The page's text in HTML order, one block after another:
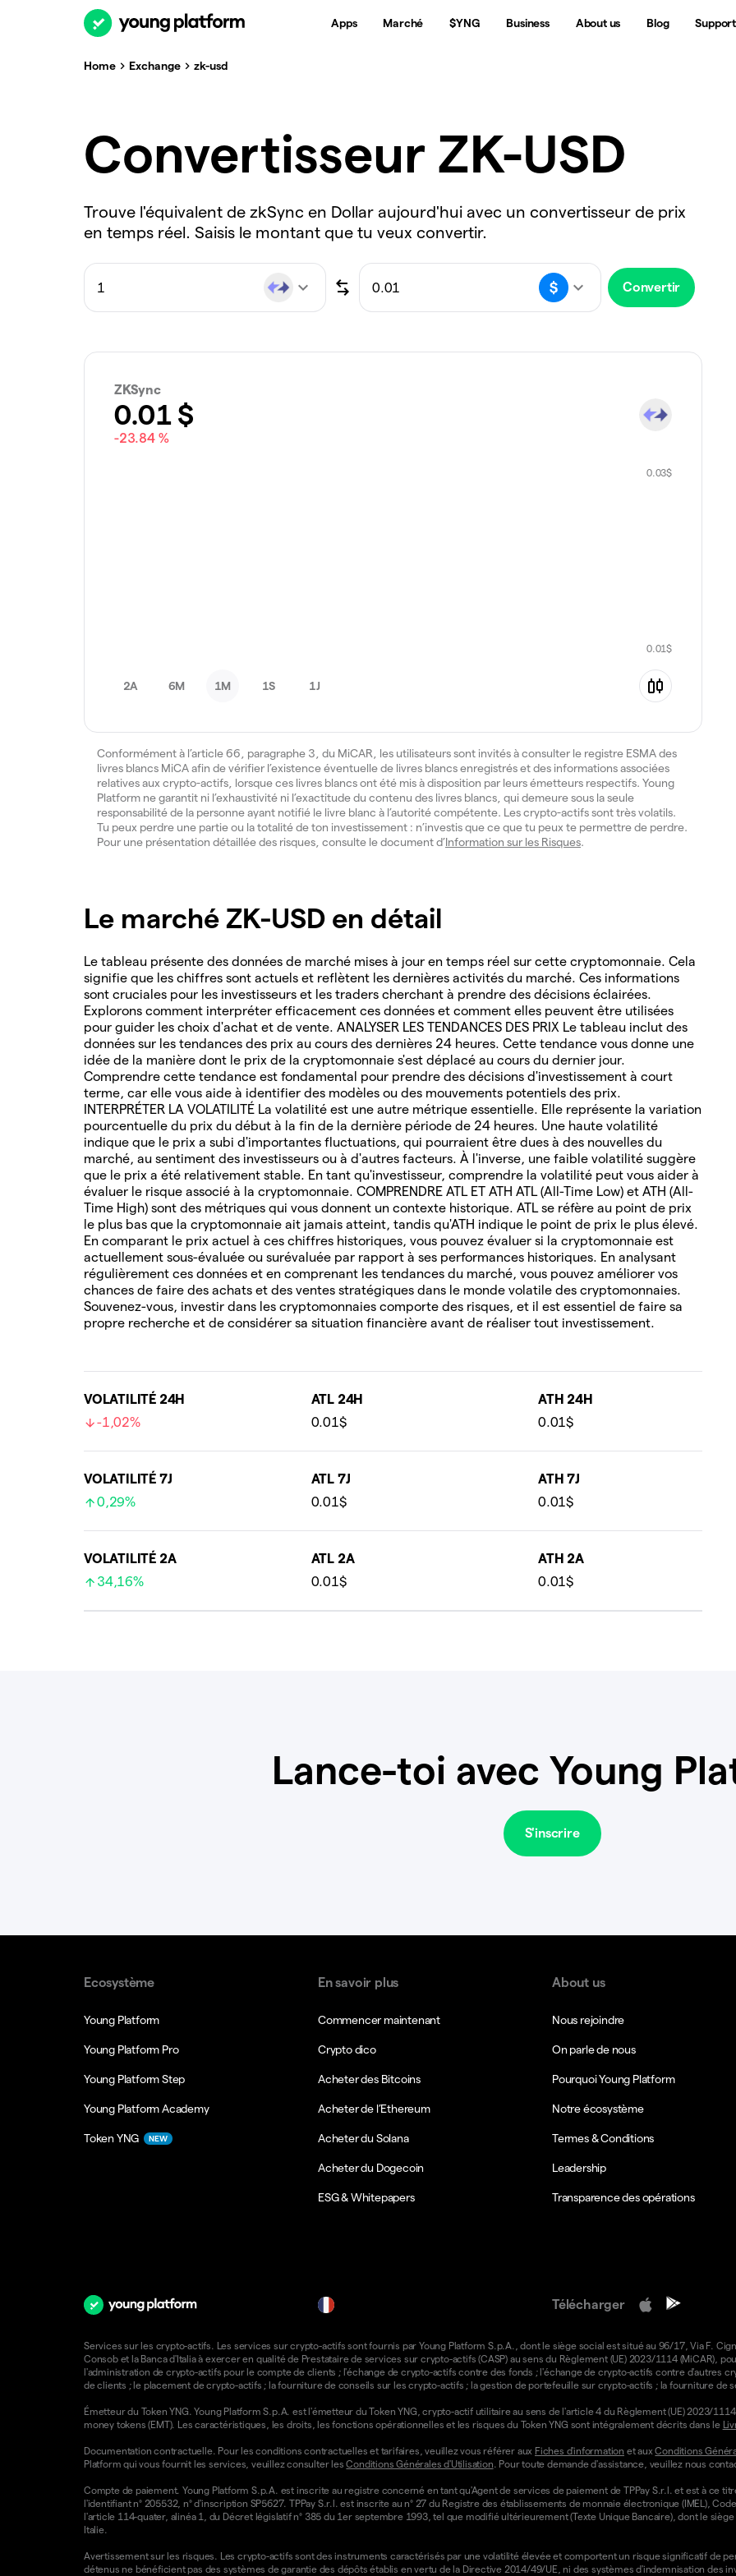
Apps Marché $YNG Business About us Blog Support
Home Exchange zk-usd
Convertisseur ZK-USD
Trouve l'équivalent de zkSync en Dollar aujourd'hui avec un convertisseur de prix
en temps réel. Saisis le montant que tu veux convertir.
Convertir
ZKSync
0.01 $
-23.84 %
0.03$
0.01$
2A 6M 1M 1S 1J
Conformément à l’article 66, paragraphe 3, du MiCAR, les utilisateurs sont invités à consulter le registre ESMA des
livres blancs MiCA afin de vérifier l’existence éventuelle de livres blancs enregistrés et des informations associées
relatives aux crypto-actifs, lorsque ces livres blancs ont été mis à disposition par leurs émetteurs respectifs. Young
Platform ne garantit ni l’exhaustivité ni l’exactitude du contenu des livres blancs, qui demeure sous la seule
responsabilité de la personne ayant notifié le livre blanc à l’autorité compétente. Les crypto-actifs sont très volatils.
Tu peux perdre une partie ou la totalité de ton investissement : n’investis que ce que tu peux te permettre de perdre.
Pour une présentation détaillée des risques, consulte le document d’Information sur les Risques.
Le marché ZK-USD en détail
Le tableau présente des données de marché mises à jour en temps réel sur cette cryptomonnaie. Cela
signifie que les chiffres sont actuels et reflètent les dernières activités du marché. Ces informations
sont cruciales pour les investisseurs et les traders cherchant à prendre des décisions éclairées.
Explorons comment interpréter efficacement ces données et comment elles peuvent être utilisées
pour guider les choix d'achat et de vente. ANALYSER LES TENDANCES DES PRIX Le tableau inclut des
données sur les tendances des prix au cours des dernières 24 heures. Cette tendance vous donne une
idée de la manière dont le prix de la cryptomonnaie s'est déplacé au cours du dernier jour.
Comprendre cette tendance est fondamental pour prendre des décisions d'investissement à court
terme, car elle vous aide à identifier des modèles ou des mouvements potentiels des prix.
INTERPRÉTER LA VOLATILITÉ La volatilité est une autre métrique essentielle. Elle représente la variation
pourcentuelle du prix du début à la fin de la dernière période de 24 heures. Une haute volatilité
indique que le prix a subi d'importantes fluctuations, qui pourraient être dues à des nouvelles du
marché, au sentiment des investisseurs ou à d'autres facteurs. À l'inverse, une faible volatilité suggère
que le prix a été relativement stable. En tant qu'investisseur, comprendre la volatilité peut vous aider à
évaluer le risque associé à la cryptomonnaie. COMPRENDRE ATL ET ATH ATL (All-Time Low) et ATH (All-
Time High) sont des métriques qui vous donnent un contexte historique. ATL se réfère au point de prix
le plus bas que la cryptomonnaie ait jamais atteint, tandis qu'ATH indique le point de prix le plus élevé.
En comparant le prix actuel à ces chiffres historiques, vous pouvez évaluer si la cryptomonnaie est
actuellement sous-évaluée ou surévaluée par rapport à ses performances historiques. En analysant
régulièrement ces données et en comprenant les tendances du marché, vous pouvez améliorer vos
chances de faire des achats et des ventes stratégiques dans le monde volatile des cryptomonnaies.
Souvenez-vous, investir dans les cryptomonnaies comporte des risques, et il est essentiel de faire sa
propre recherche et de considérer sa situation financière avant de réaliser tout investissement.
VOLATILITÉ 24H
-1,02%
ATL 24H
0.01$
ATH 24H
0.01$
VOLATILITÉ 7J
0,29%
ATL 7J
0.01$
ATH 7J
0.01$
VOLATILITÉ 2A
34,16%
ATL 2A
0.01$
ATH 2A
0.01$
Lance-toi avec Young
S'inscrire
Ecosystème
Young Platform
Young Platform Pro
Young Platform Step
Young Platform Academy
Token YNG NEW
En savoir plus
Commencer maintenant
Crypto dico
Acheter des Bitcoins
Acheter de l’Ethereum
Acheter du Solana
Acheter du Dogecoin
ESG & Whitepapers
About us
Nous rejoindre
On parle de nous
Pourquoi Young Platform
Notre écosystème
Termes & Conditions
Leadership
Transparence des opérations
Télécharger
Services sur les crypto-actifs. Les services sur crypto-actifs sont fournis par Young Platform S.p.A., dont le siège social est situé au 96/17, Via F.
Consob et la Banca d'Italia à exercer en qualité de Prestataire de services sur crypto-actifs (CASP) au sens du Règlement (UE) 2023/1114 (MiCAR),
l'administration de crypto-actifs pour le compte de clients ; l'échange de crypto-actifs contre des fonds ; l'échange de crypto-actifs contre d'autres
de clients ; le placement de crypto-actifs ; la fourniture de conseils sur les crypto-actifs ; la gestion de portefeuille sur crypto-actifs ; la fourniture
Émetteur du Token YNG. Young Platform S.p.A. est l'émetteur du Token YNG, crypto-actif utilitaire au sens de l'article 4 du Règlement (UE) 2023/
money tokens (EMT). Les caractéristiques, les droits, les fonctions opérationnelles et les risques du Token YNG sont intégralement décrits dans le
Documentation contractuelle. Pour les conditions contractuelles et tarifaires, veuillez vous référer aux Fiches d'information et auxConditions
Platform qui vous fournit les services, veuillez consulter lesConditions Générales d'Utilisation. Pour toute demande d'assistance, veuillez nous
Compte de paiement. Young Platform S.p.A. est inscrite au registre concerné en tant qu'Agent de services de paiement de TPPay S.r.l. et est à ce
l'identifiant n° 205532, n° d'inscription SP5627. TPPay S.r.l. est inscrite au n° 27 du Registre des établissements de monnaie électronique (IMEL),
l'article 114-quater, alinéa 1, du Décret législatif n° 385 du 1er septembre 1993, tel que modifié ultérieurement (Texte Unique Bancaire), dont le siège
Italie.
Avertissement sur les risques. Les crypto-actifs sont des instruments caractérisés par une volatilité élevée et comportent un risque significatif de
détenus ne bénéficient pas des systèmes de garantie des dépôts établis en vertu de la Directive 2014/49/UE, ni des systèmes d'indemnisation des